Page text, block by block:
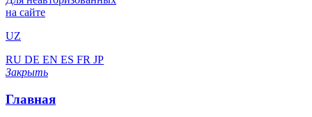
на сайте
UZ
RU DE EN ES FR JP
Закрыть
Главная